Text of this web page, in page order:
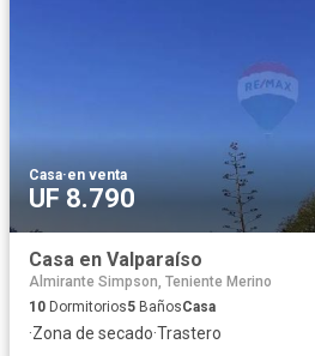
Casa·en venta
UF 8.790
Casa en Valparaíso
Almirante Simpson, Teniente Merino
10 Dormitorios5 BañosCasa
·Zona de secado·Trastero